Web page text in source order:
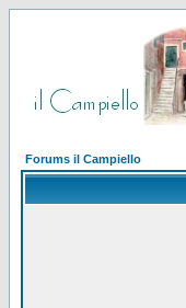
Forums il Campiello